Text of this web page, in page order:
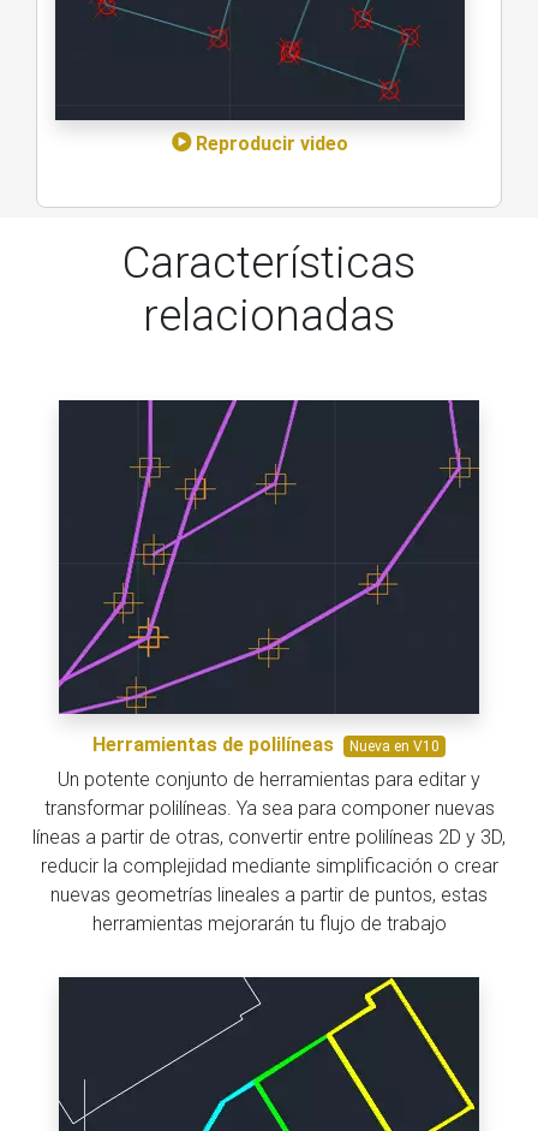
Reproducir video
Características
relacionadas
Herramientas de polilíneas Nueva en V10
Un potente conjunto de herramientas para editar y
transformar polilíneas. Ya sea para componer nuevas
líneas a partir de otras, convertir entre polilíneas 2D y 3D,
reducir la complejidad mediante simplificación o crear
nuevas geometrías lineales a partir de puntos, estas
herramientas mejorarán tu flujo de trabajo